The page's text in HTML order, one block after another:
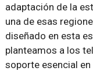
adaptación de la
una de esas
diseñado en esta
planteamos a los
soporte esencial